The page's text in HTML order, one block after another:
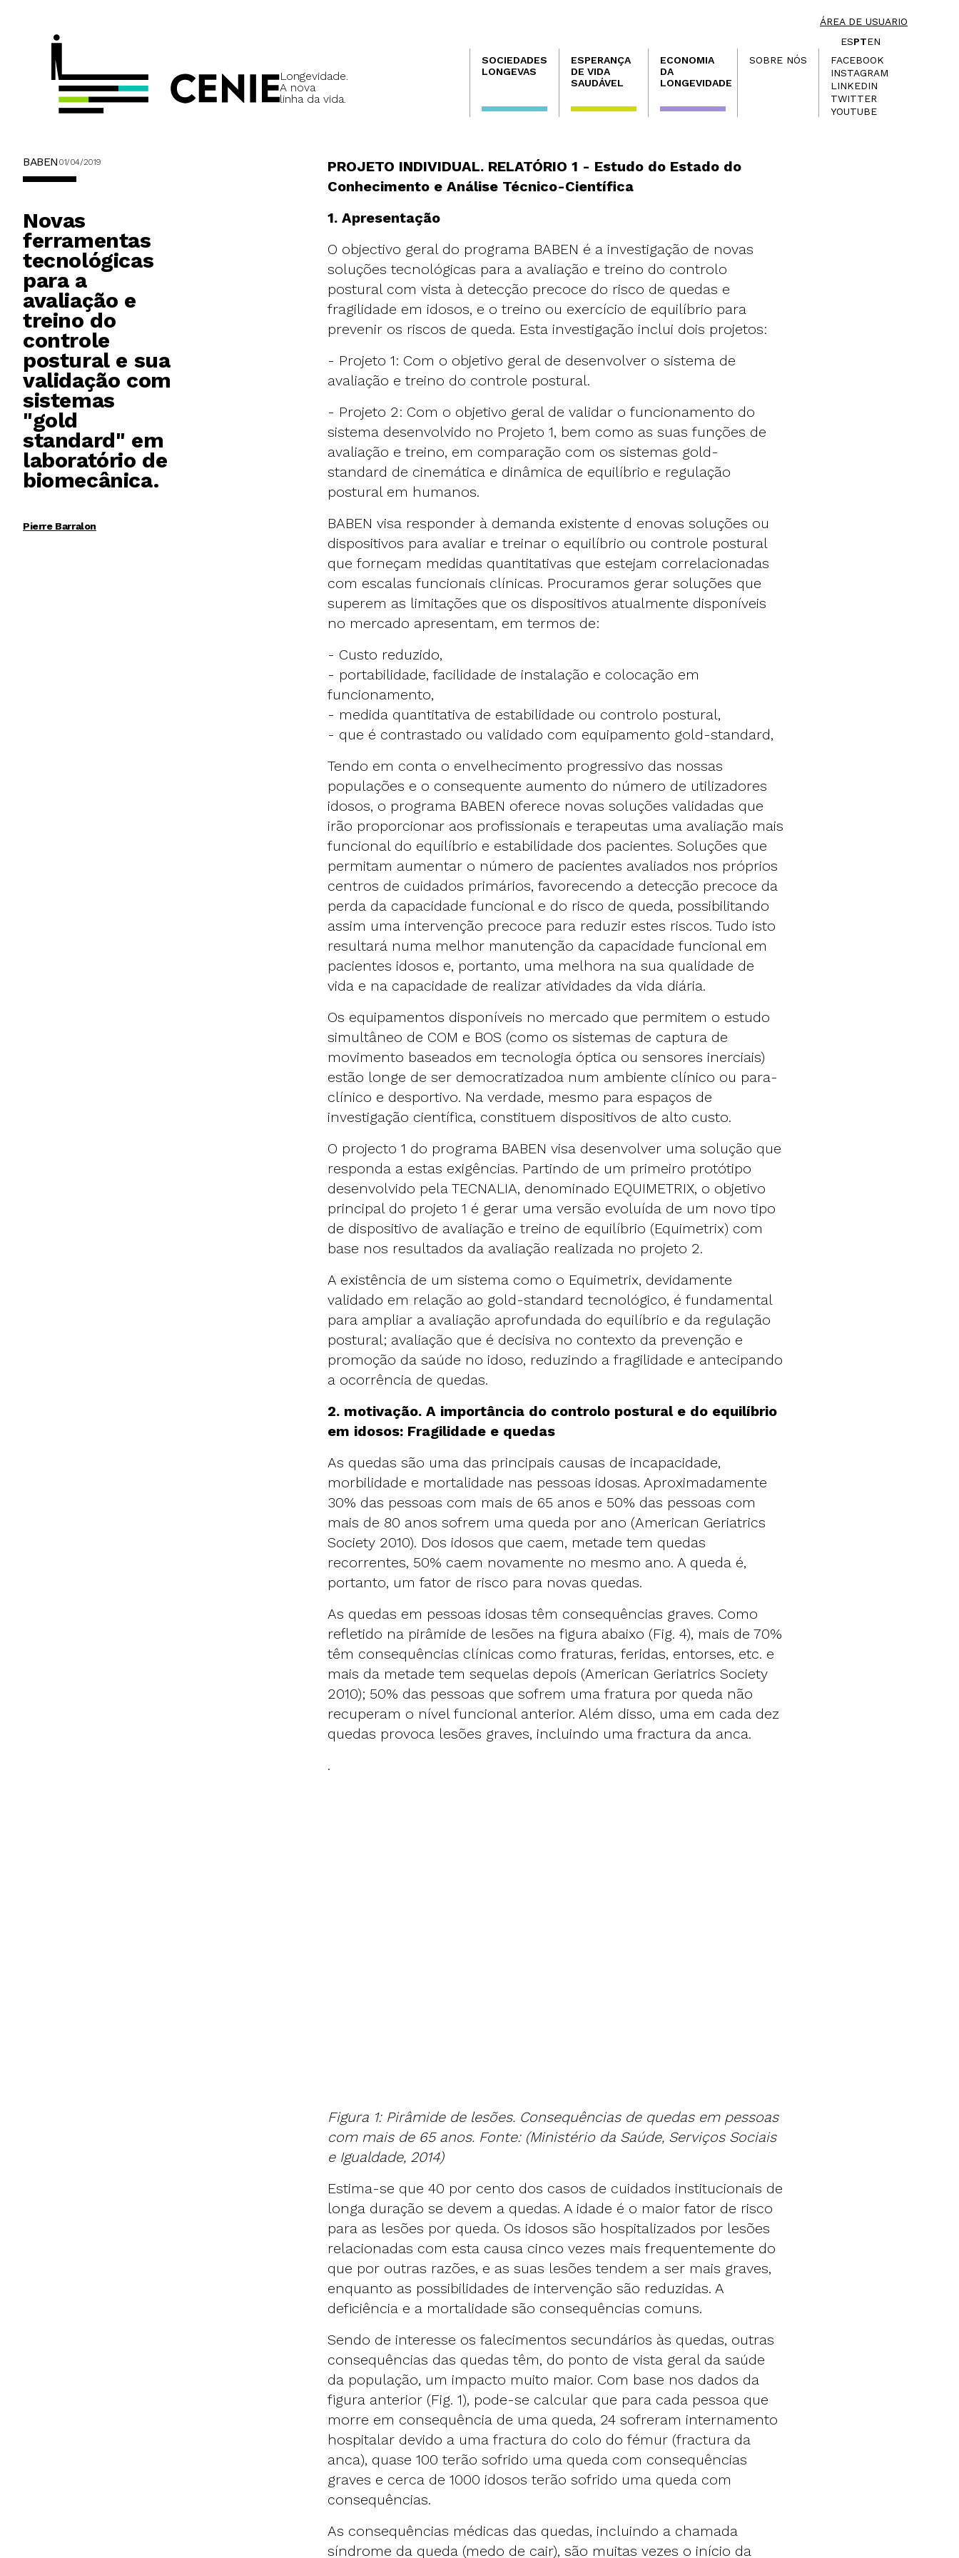
ÁREA DE USUARIO
Longevidade.
A nova
linha da vida.
ESPTEN
Navegación
principal
SOCIEDADES
LONGEVAS
ESPERANÇA
DE VIDA
SAUDÁVEL
ECONOMIA
DA
LONGEVIDADE
SOBRE NÓS
FACEBOOK
INSTAGRAM
LINKEDIN
TWITTER
YOUTUBE
BABEN 01/04/2019
Novas
ferramentas
tecnológicas
para a
avaliação e
treino do
controle
postural e sua
validação com
sistemas
"gold
standard" em
laboratório de
biomecânica.
Pierre Barralon
PROJETO INDIVIDUAL. RELATÓRIO 1 - Estudo do Estado do
Conhecimento e Análise Técnico-Científica
1. Apresentação
O objectivo geral do programa BABEN é a investigação de novas
soluções tecnológicas para a avaliação e treino do controlo
postural com vista à detecção precoce do risco de quedas e
fragilidade em idosos, e o treino ou exercício de equilíbrio para
prevenir os riscos de queda. Esta investigação inclui dois projetos:
- Projeto 1: Com o objetivo geral de desenvolver o sistema de
avaliação e treino do controle postural.
- Projeto 2: Com o objetivo geral de validar o funcionamento do
sistema desenvolvido no Projeto 1, bem como as suas funções de
avaliação e treino, em comparação com os sistemas gold-
standard de cinemática e dinâmica de equilíbrio e regulação
postural em humanos.
BABEN visa responder à demanda existente d enovas soluções ou
dispositivos para avaliar e treinar o equilíbrio ou controle postural
que forneçam medidas quantitativas que estejam correlacionadas
com escalas funcionais clínicas. Procuramos gerar soluções que
superem as limitações que os dispositivos atualmente disponíveis
no mercado apresentam, em termos de:
- Custo reduzido,
- portabilidade, facilidade de instalação e colocação em
funcionamento,
- medida quantitativa de estabilidade ou controlo postural,
- que é contrastado ou validado com equipamento gold-standard,
Tendo em conta o envelhecimento progressivo das nossas
populações e o consequente aumento do número de utilizadores
idosos, o programa BABEN oferece novas soluções validadas que
irão proporcionar aos profissionais e terapeutas uma avaliação mais
funcional do equilíbrio e estabilidade dos pacientes. Soluções que
permitam aumentar o número de pacientes avaliados nos próprios
centros de cuidados primários, favorecendo a detecção precoce da
perda da capacidade funcional e do risco de queda, possibilitando
assim uma intervenção precoce para reduzir estes riscos. Tudo isto
resultará numa melhor manutenção da capacidade funcional em
pacientes idosos e, portanto, uma melhora na sua qualidade de
vida e na capacidade de realizar atividades da vida diária.
Os equipamentos disponíveis no mercado que permitem o estudo
simultâneo de COM e BOS (como os sistemas de captura de
movimento baseados em tecnologia óptica ou sensores inerciais)
estão longe de ser democratizadoa num ambiente clínico ou para-
clínico e desportivo. Na verdade, mesmo para espaços de
investigação científica, constituem dispositivos de alto custo.
O projecto 1 do programa BABEN visa desenvolver uma solução que
responda a estas exigências. Partindo de um primeiro protótipo
desenvolvido pela TECNALIA, denominado EQUIMETRIX, o objetivo
principal do projeto 1 é gerar uma versão evoluída de um novo tipo
de dispositivo de avaliação e treino de equilíbrio (Equimetrix) com
base nos resultados da avaliação realizada no projeto 2.
A existência de um sistema como o Equimetrix, devidamente
validado em relação ao gold-standard tecnológico, é fundamental
para ampliar a avaliação aprofundada do equilíbrio e da regulação
postural; avaliação que é decisiva no contexto da prevenção e
promoção da saúde no idoso, reduzindo a fragilidade e antecipando
a ocorrência de quedas.
2. motivação. A importância do controlo postural e do equilíbrio
em idosos: Fragilidade e quedas
As quedas são uma das principais causas de incapacidade,
morbilidade e mortalidade nas pessoas idosas. Aproximadamente
30% das pessoas com mais de 65 anos e 50% das pessoas com
mais de 80 anos sofrem uma queda por ano (American Geriatrics
Society 2010). Dos idosos que caem, metade tem quedas
recorrentes, 50% caem novamente no mesmo ano. A queda é,
portanto, um fator de risco para novas quedas.
As quedas em pessoas idosas têm consequências graves. Como
refletido na pirâmide de lesões na figura abaixo (Fig. 4), mais de 70%
têm consequências clínicas como fraturas, feridas, entorses, etc. e
mais da metade tem sequelas depois (American Geriatrics Society
2010); 50% das pessoas que sofrem uma fratura por queda não
recuperam o nível funcional anterior. Além disso, uma em cada dez
quedas provoca lesões graves, incluindo uma fractura da anca.
.
Figura 1: Pirâmide de lesões. Consequências de quedas em pessoas
com mais de 65 anos. Fonte: (Ministério da Saúde, Serviços Sociais
e Igualdade, 2014)
Estima-se que 40 por cento dos casos de cuidados institucionais de
longa duração se devem a quedas. A idade é o maior fator de risco
para as lesões por queda. Os idosos são hospitalizados por lesões
relacionadas com esta causa cinco vezes mais frequentemente do
que por outras razões, e as suas lesões tendem a ser mais graves,
enquanto as possibilidades de intervenção são reduzidas. A
deficiência e a mortalidade são consequências comuns.
Sendo de interesse os falecimentos secundários às quedas, outras
consequências das quedas têm, do ponto de vista geral da saúde
da população, um impacto muito maior. Com base nos dados da
figura anterior (Fig. 1), pode-se calcular que para cada pessoa que
morre em consequência de uma queda, 24 sofreram internamento
hospitalar devido a uma fractura do colo do fémur (fractura da
anca), quase 100 terão sofrido uma queda com consequências
graves e cerca de 1000 idosos terão sofrido uma queda com
consequências.
As consequências médicas das quedas, incluindo a chamada
síndrome da queda (medo de cair), são muitas vezes o início da